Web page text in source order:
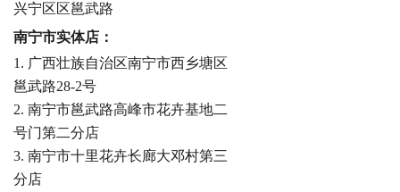
兴宁区区邕武路
南宁市实体店：
1. 广西壮族自治区南宁市西乡塘区
邕武路28-2号
2. 南宁市邕武路高峰市花卉基地二
号门第二分店
3. 南宁市十里花卉长廊大邓村第三
分店